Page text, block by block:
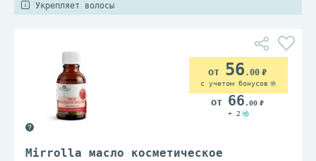
Укрепляет волосы
Mirrolla масло косметическое
56.00
с учетом бонусов
66 .00
+ 2